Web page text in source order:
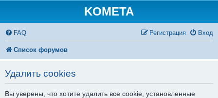
KOMETA
FAQ Вход
Регистрация
Список форумов
Удалить cookies
Вы уверены, что хотите удалить все cookie, установленные